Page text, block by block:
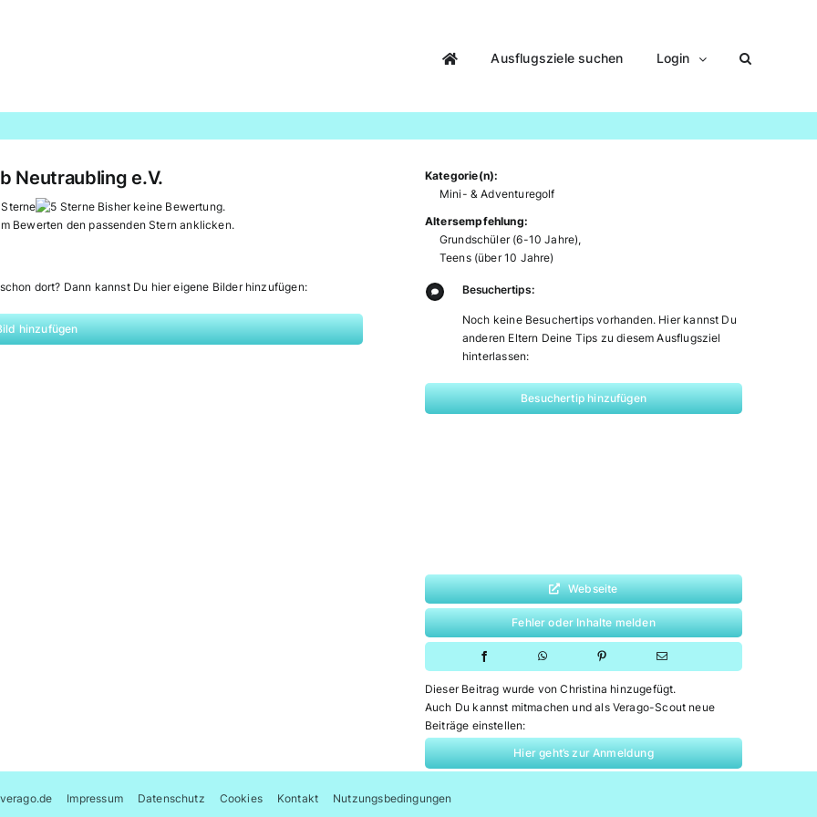
Ausflugsziele suchen Login
Neutraubling e.V.
Bisher keine Bewertung.
Bewerten den passenden Stern anklicken.
dort? Dann kannst Du hier eigene Bilder hinzufügen:
hinzufügen
Kategorie(n):
Mini- & Adventuregolf
Altersempfehlung:
Grundschüler (6-10 Jahre),
Teens (über 10 Jahre)
Besuchertips:
Noch keine Besuchertips vorhanden. Hier kannst Du
anderen Eltern Deine Tips zu diesem Ausflugsziel
hinterlassen:
Besuchertip hinzufügen
Webseite
Fehler oder Inhalte melden
Dieser Beitrag wurde von Christina hinzugefügt.
Auch Du kannst mitmachen und als Verago-Scout neue
Beiträge einstellen:
Hier geht’s zur Anmeldung
verago.de Impressum Datenschutz Cookies Kontakt Nutzungsbedingungen